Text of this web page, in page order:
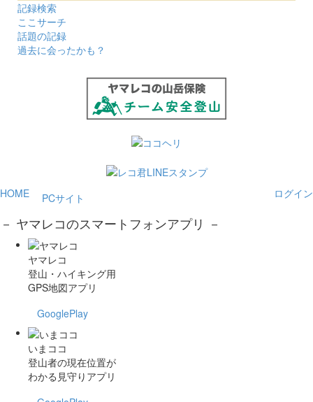
記録検索
ここサーチ
話題の記録
過去に会ったかも？
HOME ログイン
PCサイト
－ ヤマレコのスマートフォンアプリ －
ヤマレコ
登山・ハイキング用
GPS地図アプリ
GooglePlay
いまココ
登山者の現在位置が
わかる見守りアプリ